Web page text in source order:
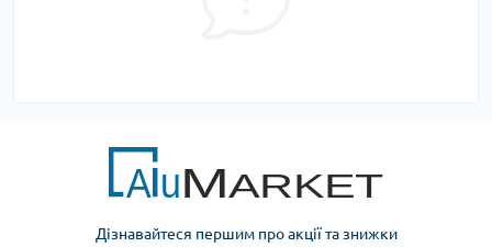
Дізнавайтеся першим про акції та знижки